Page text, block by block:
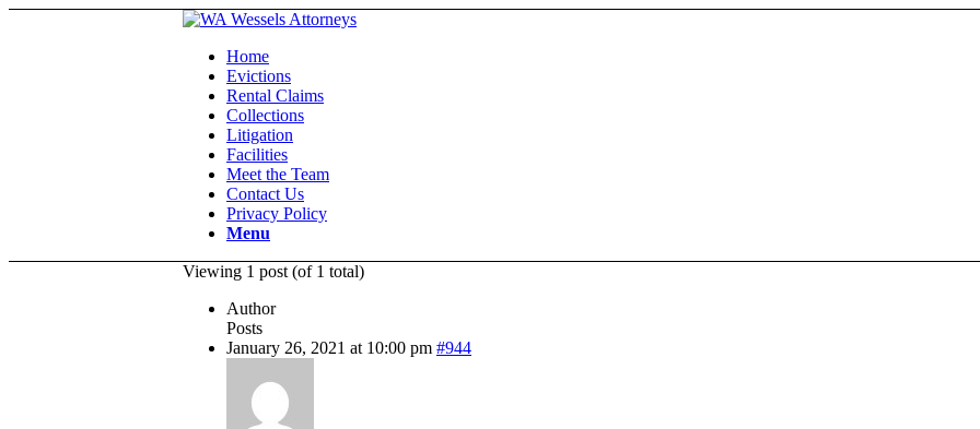
Home
Evictions
Rental Claims
Collections
Litigation
Facilities
Meet the Team
Contact Us
Privacy Policy
Menu
Viewing 1 post (of 1 total)
Author
Posts
January 26, 2021 at 10:00 pm #944